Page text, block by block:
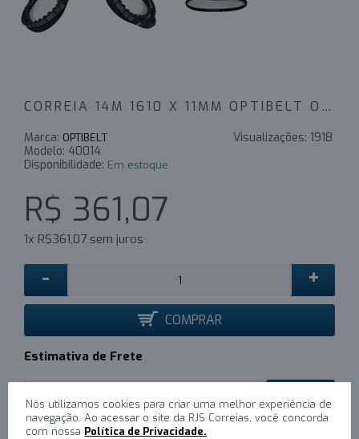
CORREIA 14M 1610 X 11MM OPTIBELT OMEGA - INDUSTRIAL
Visualizações: 1918
Marca: OPTIBELT
Modelo: 40014
Disponibilidade: Em estoque
R$ 361,07
1x R$361,07 sem juros
- +
COMPRAR
Estimativa de Frete
Nós utilizamos cookies para criar uma melhor experiência de
navegação. Ao acessar o site da RJS Correias, você concorda
com nossa Política de Privacidade.